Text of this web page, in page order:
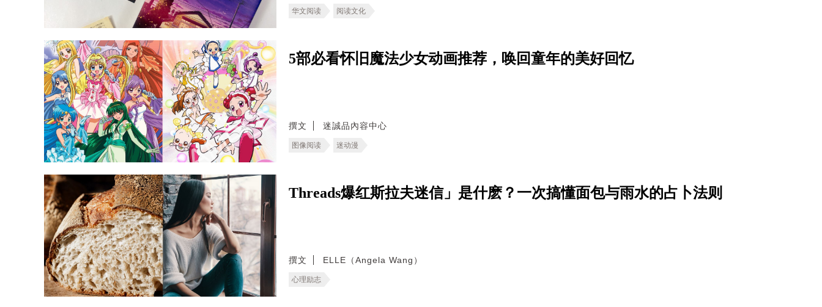
华文阅读 阅读文化
5部必看怀旧魔法少女动画推荐，唤回童年的美好回忆
撰文 迷誠品內容中心
图像阅读 迷动漫
Threads爆红斯拉夫迷信」是什麽？一次搞懂面包与雨水的占卜法则
撰文 ELLE（Angela Wang）
心理励志